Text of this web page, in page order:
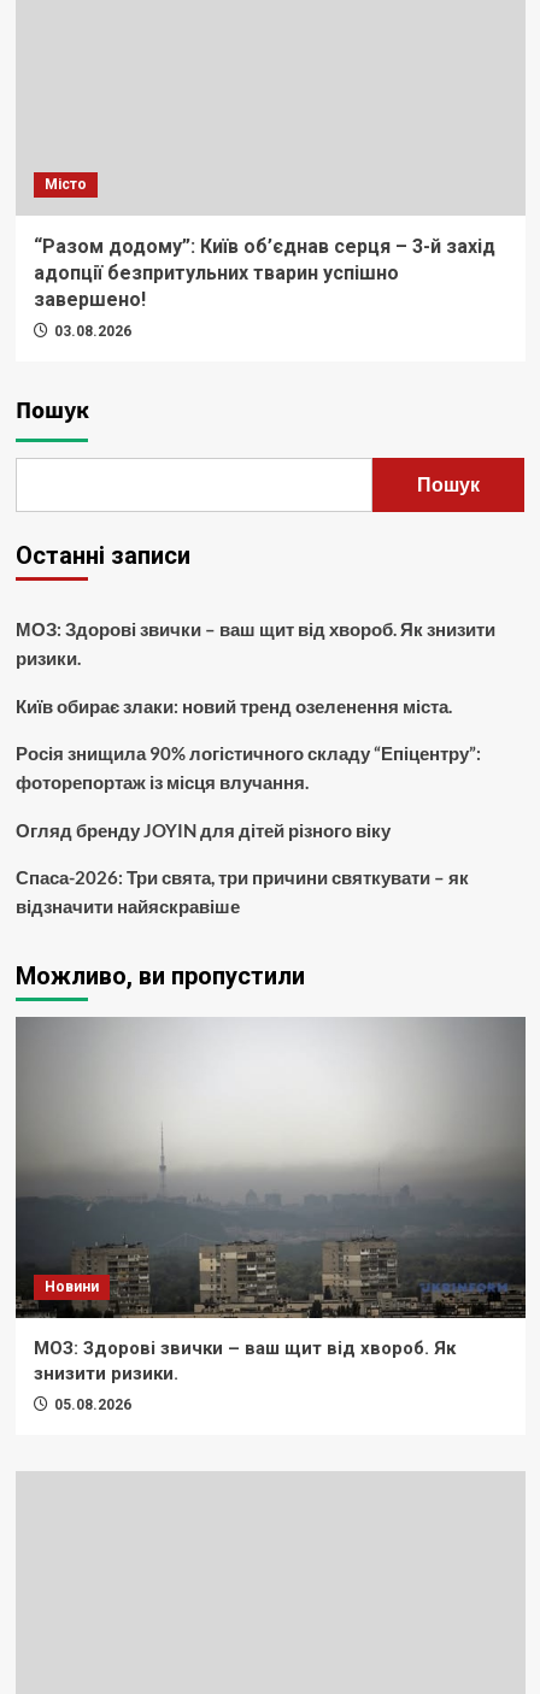
Місто
“Разом додому”: Київ об’єднав серця – 3-й захід
адопції безпритульних тварин успішно
завершено!
03.08.2026
Пошук
Пошук
Останні записи
МОЗ: Здорові звички – ваш щит від хвороб. Як знизити
ризики.
Київ обирає злаки: новий тренд озеленення міста.
Росія знищила 90% логістичного складу “Епіцентру”:
фоторепортаж із місця влучання.
Огляд бренду JOYIN для дітей різного віку
Спаса-2026: Три свята, три причини святкувати – як
відзначити найяскравіше
Можливо, ви пропустили
Новини
МОЗ: Здорові звички – ваш щит від хвороб. Як
знизити ризики.
05.08.2026